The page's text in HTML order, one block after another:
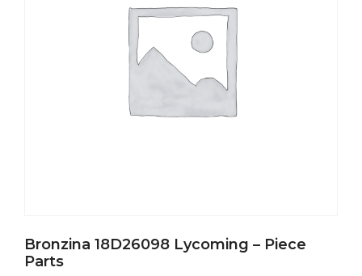
Bronzina 18D26098 Lycoming – Piece
Parts